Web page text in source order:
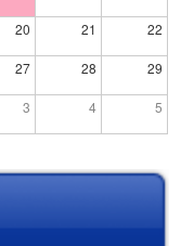
20 21 22
27 28 29
3 4 5